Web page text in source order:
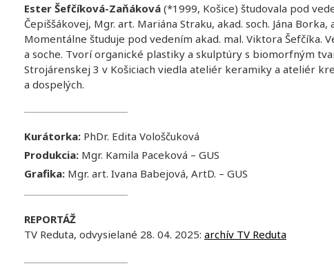
Ester Šefčíková-Zaňáková (*1999, Košice) študovala pod
Čepiššákovej, Mgr. art. Mariána Straku, akad. soch. Jána
Momentálne študuje pod vedením akad. mal. Viktora Šefčíka.
a soche. Tvorí organické plastiky a skulptúry s biomorfným
Strojárenskej 3 v Košiciach viedla ateliér keramiky a ateliér
a dospelých.
Kurátorka: PhDr. Edita Vološčuková
Produkcia: Mgr. Kamila Paceková – GUS
Grafika: Mgr. art. Ivana Babejová, ArtD. – GUS
REPORTÁŽ
TV Reduta, odvysielané 28. 04. 2025: archív TV Reduta